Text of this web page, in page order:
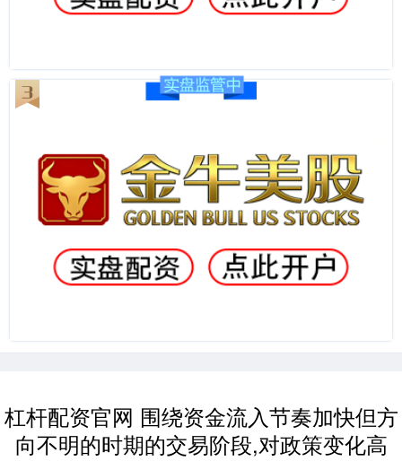
杠杆配资官网 围绕资金流入节奏加快但方
向不明的时期的交易阶段,对政策变化高